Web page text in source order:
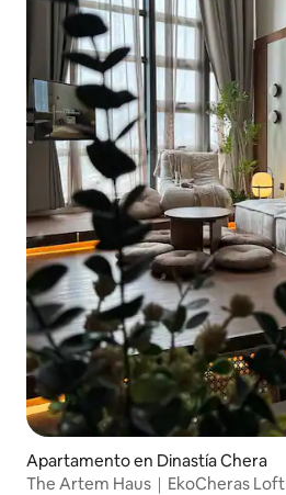
Apartamento en Dinastía Chera
The Artem Haus｜EkoCheras Loft